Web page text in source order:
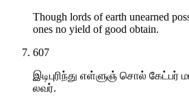
Though lords of earth unearned
ones no yield of good obtain.
607
இடிபுரிந்து எள்ளுஞ் சொல் கேட்பர்
லவர்.